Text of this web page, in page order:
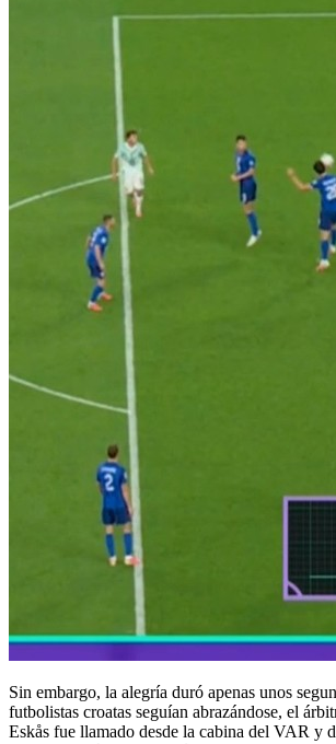
Sin embargo, la alegría duró apenas unos
futbolistas croatas seguían abrazándose, el
Eskås fue llamado desde la cabina del VAR y